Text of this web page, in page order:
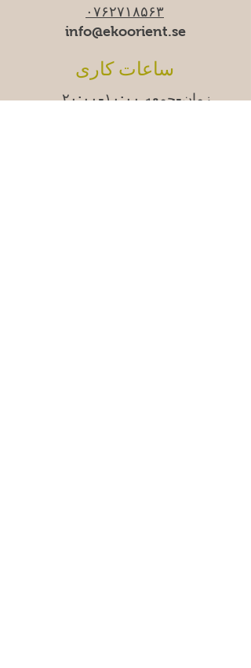
۰۷۶۲۷۱۸۵۶۳
info@ekoorient.se
ساعات کاری
زمان-جمعه ۱۰:۰۰-۲۰:۰۰